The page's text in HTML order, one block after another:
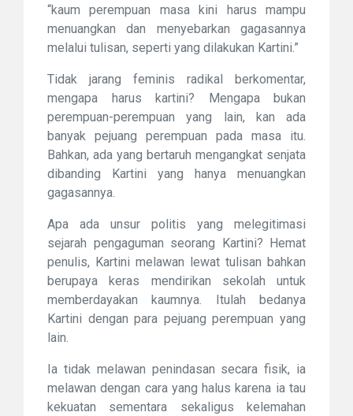
“kaum perempuan masa kini harus mampu
menuangkan dan menyebarkan gagasannya
melalui tulisan, seperti yang dilakukan Kartini.”
Tidak jarang feminis radikal berkomentar,
mengapa harus kartini? Mengapa bukan
perempuan-perempuan yang lain, kan ada
banyak pejuang perempuan pada masa itu.
Bahkan, ada yang bertaruh mengangkat senjata
dibanding Kartini yang hanya menuangkan
gagasannya.
Apa ada unsur politis yang melegitimasi
sejarah pengaguman seorang Kartini? Hemat
penulis, Kartini melawan lewat tulisan bahkan
berupaya keras mendirikan sekolah untuk
memberdayakan kaumnya. Itulah bedanya
Kartini dengan para pejuang perempuan yang
lain.
Ia tidak melawan penindasan secara fisik, ia
melawan dengan cara yang halus karena ia tau
kekuatan sementara sekaligus kelemahan